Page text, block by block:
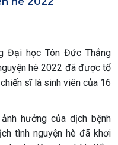
Đại học Tôn Đức Thắng
hè 2022 đã được tổ
sĩ là sinh viên của 16
hưởng của dịch bệnh
tình nguyện hè đã khơi